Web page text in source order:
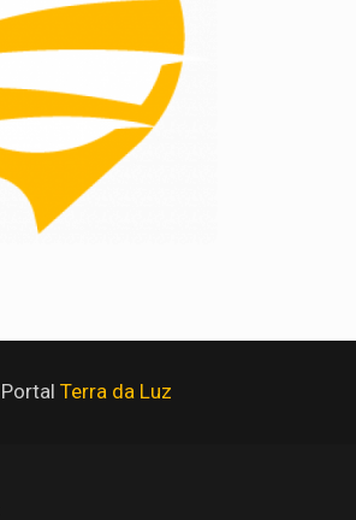
Portal Terra da Luz